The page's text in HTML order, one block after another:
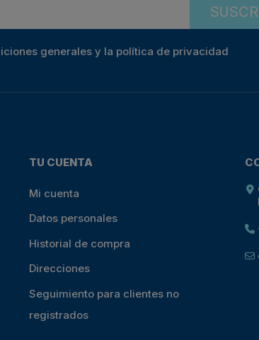
generales y la política de privacidad
TU CUENTA
Mi cuenta
Datos personales
Historial de compra
Direcciones
Seguimiento para clientes no
registrados